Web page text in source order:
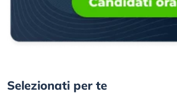
Selezionati per te